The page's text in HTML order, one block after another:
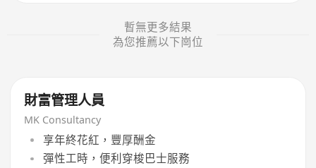
暫無更多結果
為您推薦以下崗位
財富管理人員
MK Consultancy
享年終花紅，豐厚酬金
彈性工時，便利穿梭巴士服務